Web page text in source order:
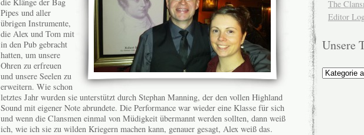
Pipes und aller
übrigen Instrumente,
die Alex und Tom mit
in den Pub gebracht
hatten, um unsere
Ohren zu erfreuen
und unsere Seelen zu
erweitern. Wie schon
letztes Jahr wurden sie unterstützt durch Stephan Manning, der den vollen Highland
Sound mit eigener Note abrundete. Die Performance war wieder eine Klasse für sich
und wenn die Clansmen einmal von Müdigkeit übermannt werden sollten, dann weiß
ich, wie ich sie zu wilden Kriegern machen kann, genauer gesagt, Alex weiß das.
The
Editor
Unsere
Unsere
Themen